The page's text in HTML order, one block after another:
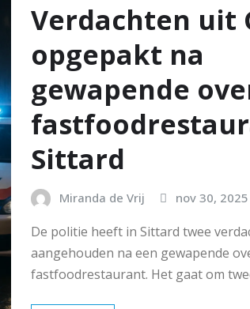
Verdachten uit
opgepakt na
gewapende
Sittard
Miranda de Vrij nov 30, 2025
De politie heeft in Sittard twee
aangehouden na een gewapende
fastfoodrestaurant. Het gaat om